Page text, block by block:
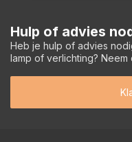
Hulp of advies
Heb je hulp of advies
lamp of verlichting?